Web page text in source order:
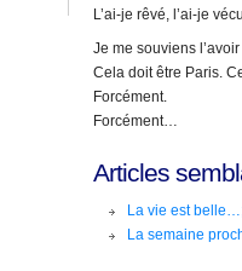
L’ai-je rêvé, l’ai-je
Je me souviens
Cela doit être Paris.
Forcément.
Forcément…
Articles
La vie est
La semaine